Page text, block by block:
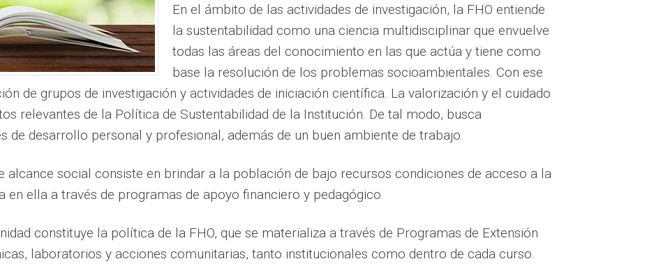
En el ámbito de las actividades de investigación, la FHO entiende
la sustentabilidad como una ciencia multidisciplinar que envuelve
todas las áreas del conocimiento en las que actúa y tiene como
base la resolución de los problemas socioambientales. Con ese
de grupos de investigación y actividades de iniciación científica. La valorización y el cuidado
relevantes de la Política de Sustentabilidad de la Institución. De tal modo, busca
de desarrollo personal y profesional, además de un buen ambiente de trabajo.
alcance social consiste en brindar a la población de bajo recursos condiciones de acceso a la
en ella a través de programas de apoyo financiero y pedagógico.
constituye la política de la FHO, que se materializa a través de Programas de Extensión
laboratorios y acciones comunitarias, tanto institucionales como dentro de cada curso.